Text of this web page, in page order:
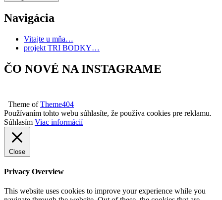
Navigácia
Vitajte u mňa…
projekt TRI BODKY…
ČO NOVÉ NA INSTAGRAME
Theme ofTheme404
Používaním tohto webu súhlasíte, že používa cookies pre reklamu.
Súhlasím Viac informácií
Close
Privacy Overview
This website uses cookies to improve your experience while you